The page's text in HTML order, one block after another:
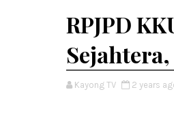
RPJPD
Kayong TV 2 years